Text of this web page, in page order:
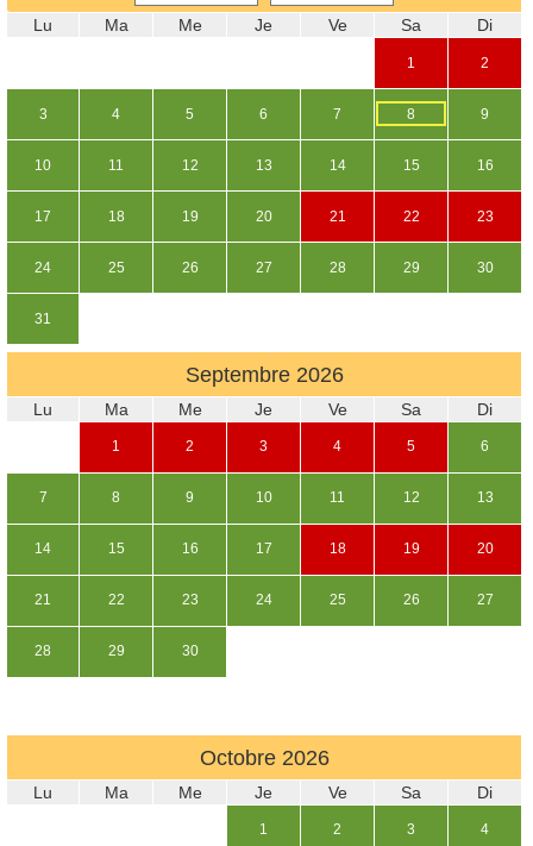
Lu Ma Me Je Ve Sa Di
1 2
3 4 5 6 7 8 9
10 11 12 13 14 15 16
17 18 19 20 21 22 23
24 25 26 27 28 29 30
31
Septembre 2026
Lu Ma Me Je Ve Sa Di
1 2 3 4 5 6
7 8 9 10 11 12 13
14 15 16 17 18 19 20
21 22 23 24 25 26 27
28 29 30
Octobre 2026
Lu Ma Me Je Ve Sa Di
1 2 3 4